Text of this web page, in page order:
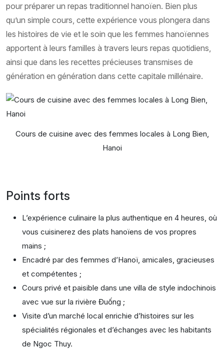
pour préparer un repas traditionnel hanoïen. Bien plus
qu’un simple cours, cette expérience vous plongera dans
les histoires de vie et le soin que les femmes hanoïennes
apportent à leurs familles à travers leurs repas quotidiens,
ainsi que dans les recettes précieuses transmises de
génération en génération dans cette capitale millénaire.
Cours de cuisine avec des femmes locales à Long Bien,
Hanoi
Points forts
L’expérience culinaire la plus authentique en 4 heures, où
vous cuisinerez des plats hanoïens de vos propres
mains ;
Encadré par des femmes d’Hanoï, amicales, gracieuses
et compétentes ;
Cours privé et paisible dans une villa de style indochinois
avec vue sur la rivière Đuống ;
Visite d’un marché local enrichie d’histoires sur les
spécialités régionales et d’échanges avec les habitants
de Ngoc Thuy.